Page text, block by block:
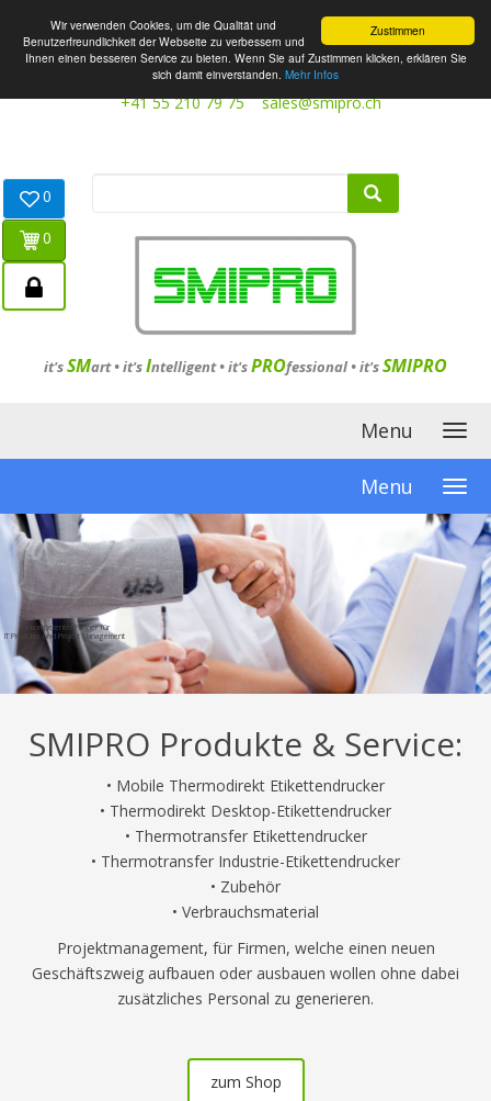
Zustimmen
Wir verwenden Cookies, um die Qualität und
Benutzerfreundlichkeit der Webseite zu verbessern und
Ihnen einen besseren Service zu bieten. Wenn Sie auf Zustimmen klicken, erklären Sie
sich damit einverstanden. Mehr Infos
+41 55 210 79 75 sales@smipro.ch
it'sSMart •it'sIntelligent•it'sPROfessional •it'sSMIPRO
0
0
Menu
Menu
Ihr kompetenter Partner für
IT Produkte und Projekt Management
SMIPRO Produkte & Service:
• Mobile Thermodirekt Etikettendrucker
• Thermodirekt Desktop-Etikettendrucker
• Thermotransfer Etikettendrucker
• Thermotransfer Industrie-Etikettendrucker
• Zubehör
• Verbrauchsmaterial
Projektmanagement, für Firmen, welche einen neuen
Geschäftszweig aufbauen oder ausbauen wollen ohne dabei
zusätzliches Personal zu generieren.
zum Shop